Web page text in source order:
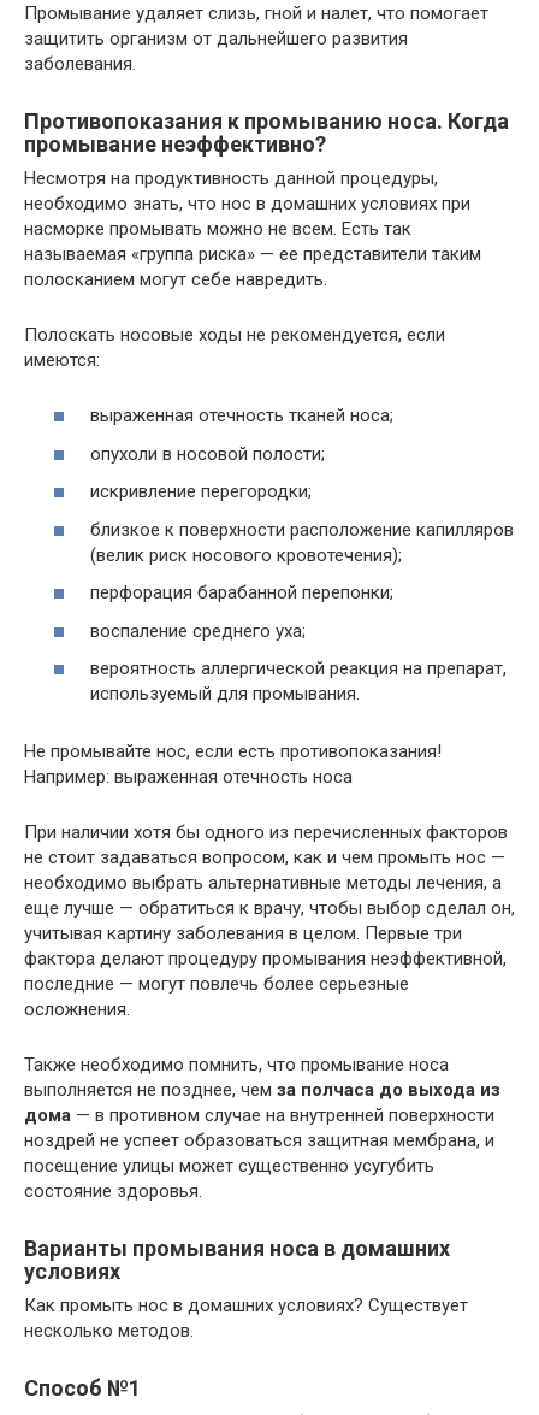
Промывание удаляет слизь, гной и налет, что помогает
защитить организм от дальнейшего развития
заболевания.
Противопоказания к промыванию носа. Когда
промывание неэффективно?
Несмотря на продуктивность данной процедуры,
необходимо знать, что нос в домашних условиях при
насморке промывать можно не всем. Есть так
называемая «группа риска» — ее представители таким
полосканием могут себе навредить.
Полоскать носовые ходы не рекомендуется, если
имеются:
выраженная отечность тканей носа;
опухоли в носовой полости;
искривление перегородки;
близкое к поверхности расположение капилляров
(велик риск носового кровотечения);
перфорация барабанной перепонки;
воспаление среднего уха;
вероятность аллергической реакция на препарат,
используемый для промывания.
Не промывайте нос, если есть противопоказания!
Например: выраженная отечность носа
При наличии хотя бы одного из перечисленных факторов
не стоит задаваться вопросом, как и чем промыть нос —
необходимо выбрать альтернативные методы лечения, а
еще лучше — обратиться к врачу, чтобы выбор сделал он,
учитывая картину заболевания в целом. Первые три
фактора делают процедуру промывания неэффективной,
последние — могут повлечь более серьезные
осложнения.
Также необходимо помнить, что промывание носа
выполняется не позднее, чем за полчаса до выхода из
дома — в противном случае на внутренней поверхности
ноздрей не успеет образоваться защитная мембрана, и
посещение улицы может существенно усугубить
состояние здоровья.
Варианты промывания носа в домашних
условиях
Как промыть нос в домашних условиях? Существует
несколько методов.
Способ №1